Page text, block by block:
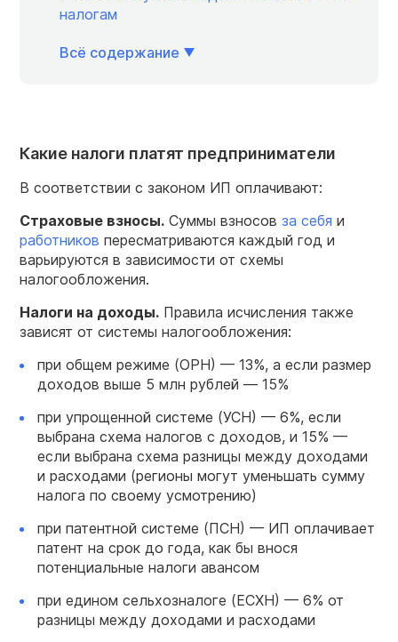
налогам
Всё содержание
Какие налоги платят предприниматели
В соответствии с законом ИП оплачивают:
Страховые взносы. Суммы взносов за себя и
работников пересматриваются каждый год и
варьируются в зависимости от схемы
налогообложения.
Налоги на доходы. Правила исчисления также
зависят от системы налогообложения:
при общем режиме (ОРН) — 13%, а если размер
доходов выше 5 млн рублей — 15%
при упрощенной системе (УСН) — 6%, если
выбрана схема налогов с доходов, и 15% —
если выбрана схема разницы между доходами
и расходами (регионы могут уменьшать сумму
налога по своему усмотрению)
при патентной системе (ПСН) — ИП оплачивает
патент на срок до года, как бы внося
потенциальные налоги авансом
при едином сельхозналоге (ЕСХН) — 6% от
разницы между доходами и расходами